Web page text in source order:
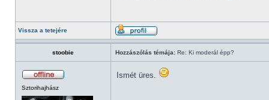
Vissza a tetejére
stoobie Hozzászólás témája: Re: Ki moderál épp?
Sztorihajhász
Ismét üres.